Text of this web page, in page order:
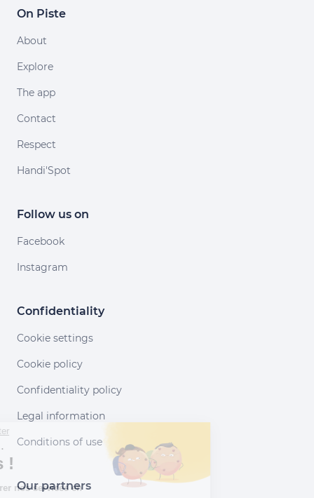
On Piste
About
Explore
The app
Contact
Respect
Handi'Spot
Follow us on
Facebook
Instagram
Confidentiality
Cookie settings
Cookie policy
Confidentiality policy
Legal information
Conditions of use
Our partners
Salut c'est nous...
les Cookies !
Aidez-nous à améliorer nos services en